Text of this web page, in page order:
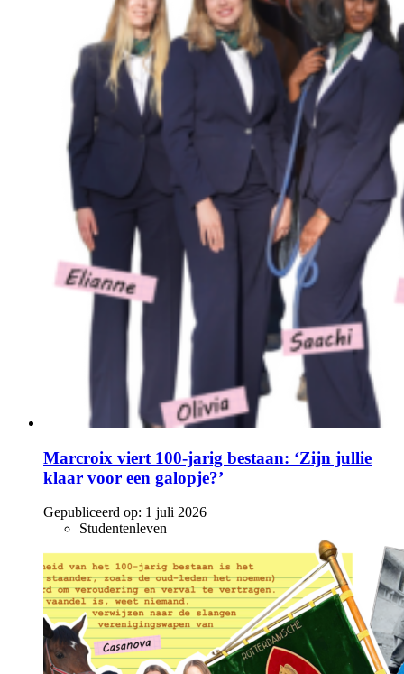
Marcroix viert 100-jarig bestaan: ‘Zijn jullie
klaar voor een galopje?’
Gepubliceerd op: 1 juli 2026
Studentenleven